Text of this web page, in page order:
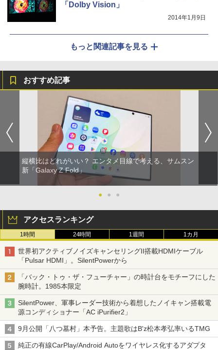
「Dolby Vision」
2014年1月9日
もっと関連記事を見る
おすすめ記事
縦横比はどれがいい？ エンタメ目線で考える、サムスン
新「Galaxy Z Fold」
● ● ●
アクセスランキング
1時間 24時間 1週間 1カ月
世界初アクティブノイズキャンセリングII搭載HDMIケーブル
「Pulsar HDMI」。SilentPowerから
「バック・トゥ・ザ・フューチャー」の時計台をモチーフにした
腕時計。1985本限定
SilentPower、軍事レーダー技術から着想したノイキャン搭載電
源コンディショナー「AC iPurifier2」
9月公開「八つ墓村」本予告。主題歌はB'z松本孝弘率いるTMG
純正の有線CarPlay/Android Autoをワイヤレス化するアダプタ